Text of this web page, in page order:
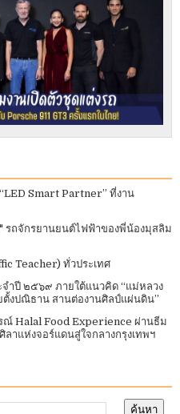
Smart Partner” ที่งาน
รถจักรยานยนต์ไฟฟ้าของพี่น้องมุสลิม
Teacher) ทั่วประเทศ​
จําปี ๒๕๖๙ ภายใต้แนวคิด “แม่หลวง
งปณิธาน สานต่องานศิลป์แผ่นดิน”
ณ์ Halal Food Experience ผ่านธีม
าแห่งจอร์แดนสู่ใจกลางกรุงเทพฯ